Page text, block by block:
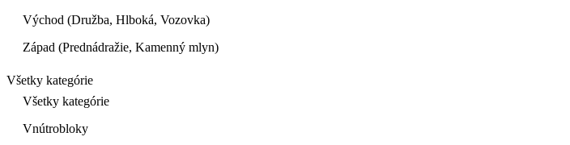
Východ (Družba, Hlboká, Vozovka)
Západ (Prednádražie, Kamenný mlyn)
Všetky kategórie
Všetky kategórie
Vnútrobloky